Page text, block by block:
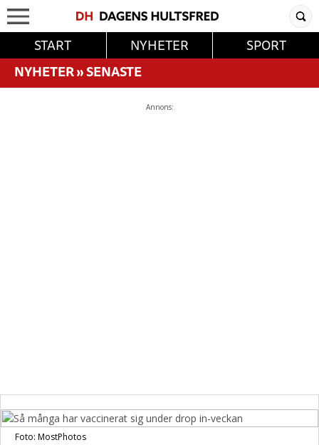
START NYHETER
SPORT
NYHETER»SENASTE
Annons:
Foto: MostPhotos